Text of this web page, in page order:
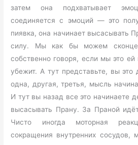
затем она подхватывает
соединяется с эмоций — это
пиявка, она начинает высасывать
силу. Мы как бы можем
собственно говоря, если мы это
убежит. А тут представьте, вы это
одна, другая, третья, мысль
И тут вы назад все это начинаете
высасывать Прану. За Праной
Чисто иногда моторная
сокращения внутренних